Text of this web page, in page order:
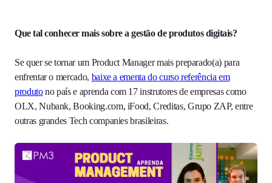
Que tal conhecer mais sobre a gestão de produtos digitais?
Se quer se tornar um Product Manager mais preparado(a) para
enfrentar o mercado, baixe a ementa do curso referência em
produtono país e aprenda com 17 instrutores de empresas como
OLX, Nubank, Booking.com, iFood, Creditas, Grupo ZAP, entre
outras grandes Tech companies brasileiras.